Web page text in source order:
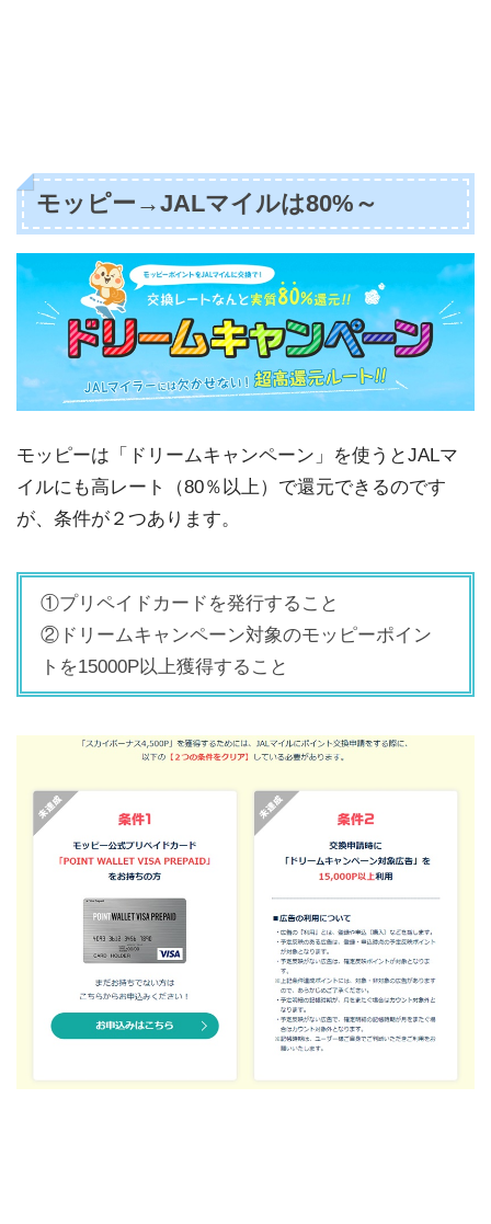
モッピー→JALマイルは80%～
モッピーは「ドリームキャンペーン」を使うとJALマ
イルにも高レート（80％以上）で還元できるのです
が、条件が２つあります。
①プリペイドカードを発行すること
②ドリームキャンペーン対象のモッピーポイン
トを15000P以上獲得すること